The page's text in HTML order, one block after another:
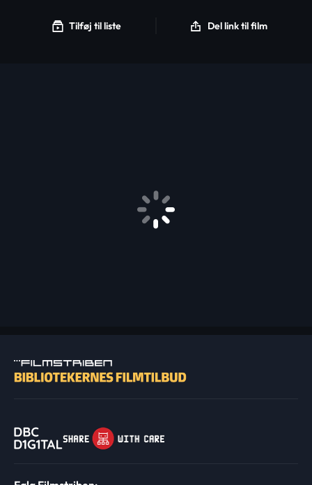
Tilføj til liste Del link til film